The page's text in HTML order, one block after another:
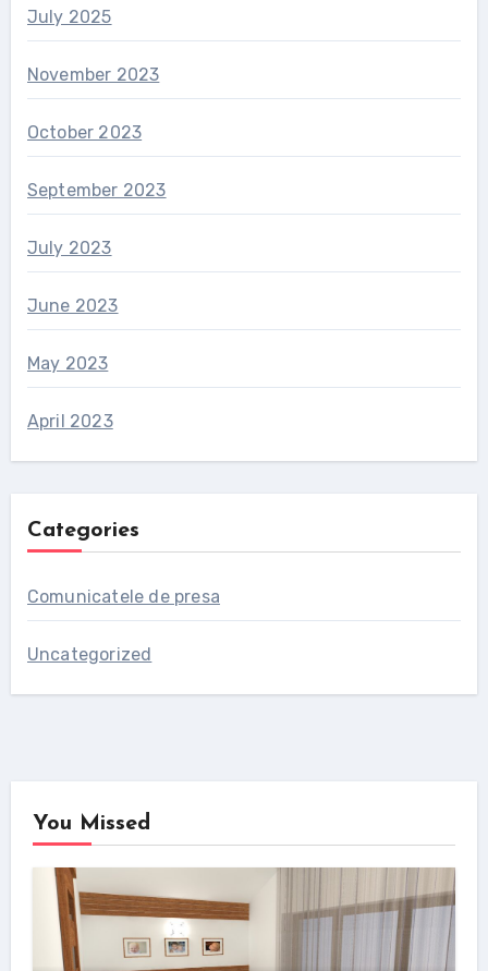
July 2025
November 2023
October 2023
September 2023
July 2023
June 2023
May 2023
April 2023
Categories
Comunicatele de presa
Uncategorized
You Missed